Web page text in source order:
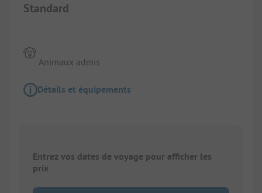
Standard
Animaux admis
Détails et équipements
Entrez vos dates de voyage pour afficher les
prix